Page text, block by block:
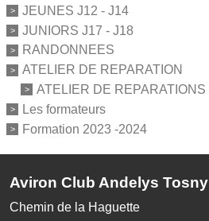
JEUNES J12 - J14
JUNIORS J17 - J18
RANDONNEES
ATELIER DE REPARATION
ATELIER DE REPARATIONS
Les formateurs
Formation 2023 -2024
Aviron Club Andelys Tosny
Chemin de la Haguette